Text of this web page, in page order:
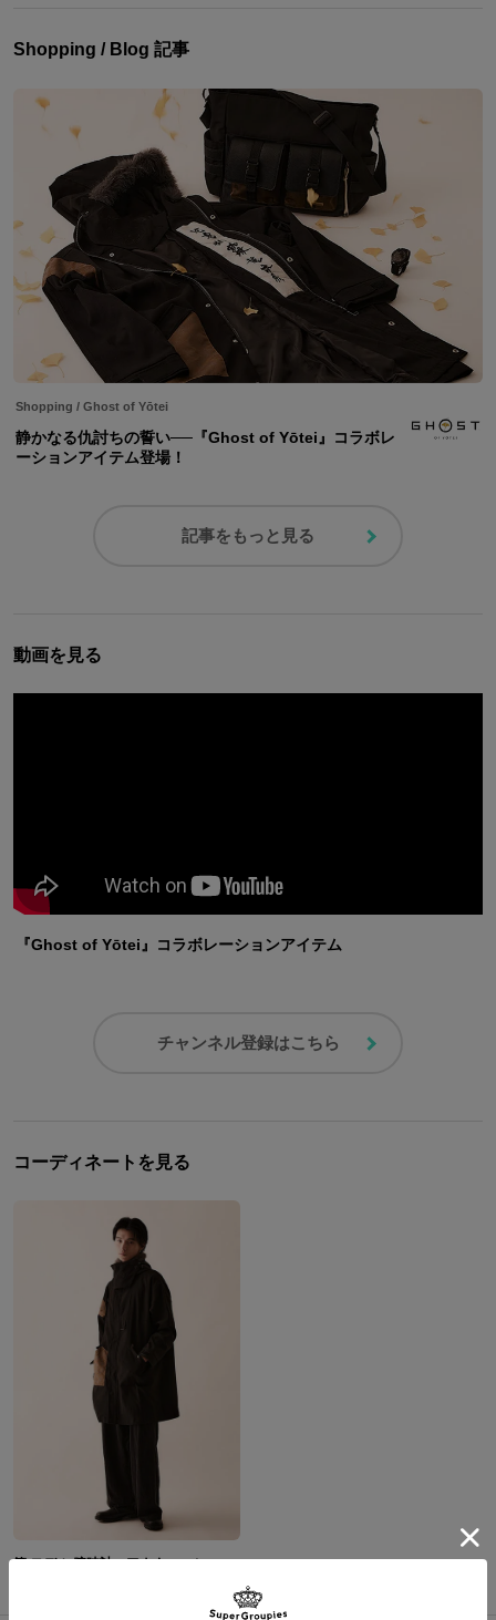
Shopping / Blog 記事
Shopping / Ghost of Yōtei
静かなる仇討ちの誓い──『Ghost of Yōtei』コラボレ
ーションアイテム登場！
記事をもっと見る
動画を見る
『Ghost of Yōtei』コラボレーションアイテム
チャンネル登録はこちら
コーディネートを見る
篤 モデル 腕時計、アウター、ショルダーバッグ ゴースト・オブ・ヨウテイ